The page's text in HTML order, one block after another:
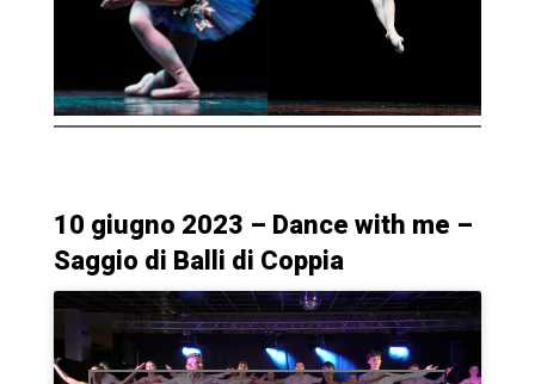
10 giugno 2023 – Dance with me –
Saggio di Balli di Coppia